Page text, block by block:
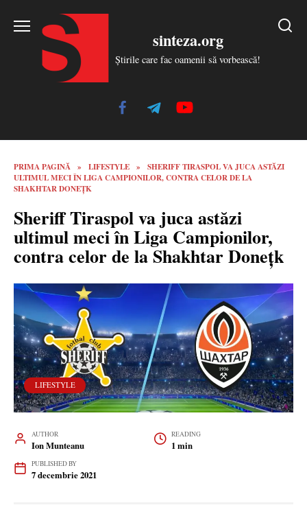
sinteza.org
Știrile care fac oamenii să vorbească!
PRIMA PAGINĂ » LIFESTYLE »
SHERIFF TIRASPOL VA JUCA ASTĂZI
ULTIMUL MECI ÎN LIGA CAMPIONILOR, CONTRA CELOR DE LA
SHAKHTAR DONEȚK
Sheriff Tiraspol va juca astăzi
ultimul meci în Liga Campionilor,
contra celor de la Shakhtar Donețk
LIFESTYLE
AUTHOR
Ion Munteanu
READING
1 min
PUBLISHED BY
7 decembrie 2021